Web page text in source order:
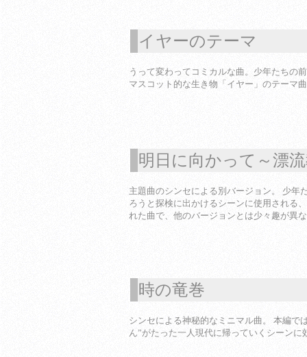
イヤーのテーマ
うって変わってコミカルな曲。少年たちの
マスコット的な生き物「イヤー」のテーマ
明日に向かって～漂
主題曲のシンセによる別バージョン。 少年
ろうと探検に出かけるシーンに使用される
れた曲で、他のバージョンとは少々趣が異
時の竜巻
シンセによる神秘的なミニマル曲。 本編で
ん”がたった一人現代に帰っていくシーンに